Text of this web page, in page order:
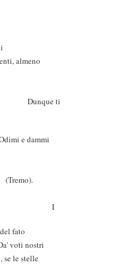
almeno
ti
e dammi
fato
voti nostri
se le stelle